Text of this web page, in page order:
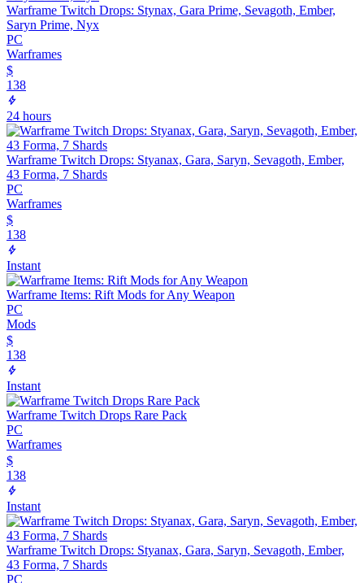
Warframe Twitch Drops: Stynax, Gara Prime, Sevagoth, Ember,
Saryn Prime, Nyx
PC
Warframes
$
138
24 hours
Warframe Twitch Drops: Styanax, Gara, Saryn, Sevagoth, Ember,
43 Forma, 7 Shards
PC
Warframes
$
138
Instant
Warframe Items: Rift Mods for Any Weapon
PC
Mods
$
138
Instant
Warframe Twitch Drops Rare Pack
PC
Warframes
$
138
Instant
Warframe Twitch Drops: Styanax, Gara, Saryn, Sevagoth, Ember,
43 Forma, 7 Shards
PC